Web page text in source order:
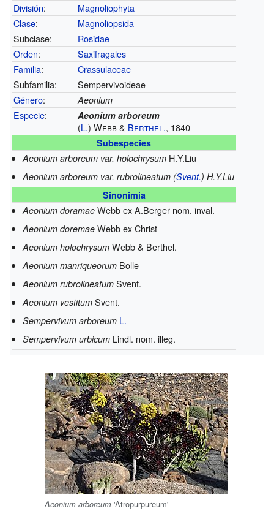
División:
Magnoliophyta
Clase:
Magnoliopsida
Subclase:
Rosidae
Orden:
Saxifragales
Familia:
Crassulaceae
Subfamilia:
Sempervivoideae
Género: Aeonium
Especie: Aeonium arboreum
(L.) Webb & Berthel., 1840
Subespecies
Aeonium arboreum var. holochrysumH.Y.Liu
Aeonium arboreum var. rubrolineatum (Svent.) H.Y.Liu
Sinonimia
Aeonium doramae Webb ex A.Bergernom. inval.
Aeonium doremae Webb ex Christ
Aeonium holochrysum Webb & Berthel.
Aeonium manriqueorum Bolle
Aeonium rubrolineatum Svent.
Aeonium vestitum Svent.
Sempervivum arboreum L.
Sempervivum urbicum Lindl. nom. illeg.
Aeonium arboreum 'Atropurpureum'